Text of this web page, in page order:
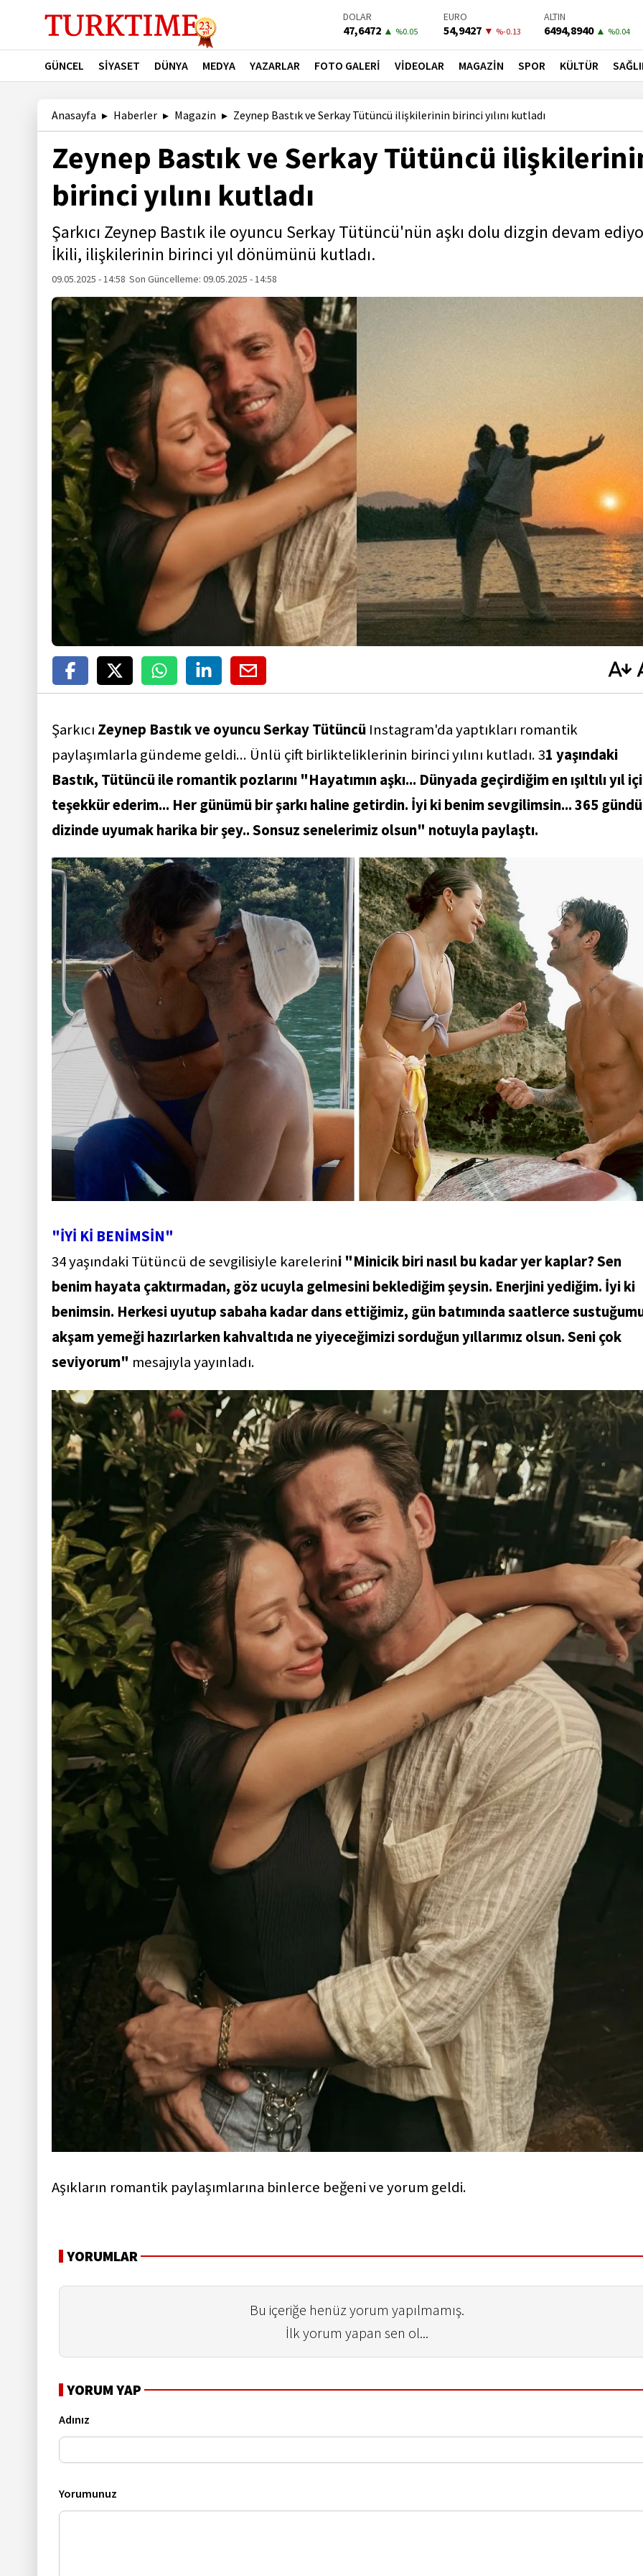
BIST-100
13798,82▲ %0.7
PETROL
82,7800 ▲ %4.92
BONO
41,5300▼ %-0.02
GÜNCEL SİYASET DÜNYA MEDYA YAZARLAR FOTO GALERİ VİDEOLAR MAGAZİN SPOR KÜLTÜR
Anasayfa Haberler Magazin Zeynep Bastık ve Serkay Tütüncü ilişkilerinin birinci yılını kutladı
Zeynep Bastık ve Serkay Tütüncü
birinci yılını kutladı
Şarkıcı Zeynep Bastık ile oyuncu Serkay Tütüncü'nün aşkı dolu dizgin devam
İkili, ilişkilerinin birinci yıl dönümünü kutladı.
09.05.2025 - 14:58 Son Güncelleme:09.05.2025 - 14:58
Şarkıcı Zeynep Bastık ve oyuncu Serkay Tütüncü Instagram'da yaptıkları romantik
paylaşımlarla gündeme geldi... Ünlü çift birlikteliklerinin birinci yılını kutladı. 31 yaşındaki
Bastık, Tütüncü ile romantik pozlarını "Hayatımın aşkı... Dünyada geçirdiğim en ışıltılı yıl
teşekkür ederim... Her günümü bir şarkı haline getirdin. İyi ki benim sevgilimsin... 365
dizinde uyumak harika bir şey.. Sonsuz senelerimiz olsun" notuyla paylaştı.
"İYİ Kİ BENİMSİN"
34 yaşındaki Tütüncü de sevgilisiyle karelerini "Minicik biri nasıl bu kadar yer kaplar? Sen
benim hayata çaktırmadan, göz ucuyla gelmesini beklediğim şeysin. Enerjini yediğim. İyi ki
benimsin. Herkesi uyutup sabaha kadar dans ettiğimiz, gün batımında saatlerce
akşam yemeği hazırlarken kahvaltıda ne yiyeceğimizi sorduğun yıllarımız olsun. Seni çok
seviyorum" mesajıyla yayınladı.
Aşıkların romantik paylaşımlarına binlerce beğeni ve yorum geldi.
YORUMLAR
Bu içeriğe henüz yorum yapılmamış.
İlk yorum yapan sen ol...
YORUM YAP
Adınız
Yorumunuz